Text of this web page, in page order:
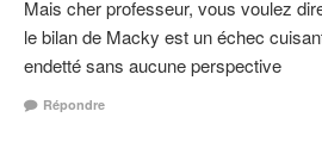
Mais cher professeur, vous voulez
le bilan de Macky est un échec
endetté sans aucune perspective
Répondre